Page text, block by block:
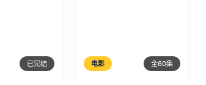
已完结 电影 全60集